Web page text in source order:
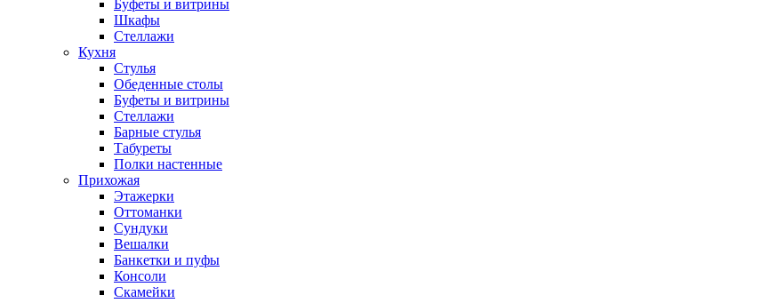
Буфеты и витрины
Шкафы
Стеллажи
Кухня
Стулья
Обеденные столы
Буфеты и витрины
Стеллажи
Барные стулья
Табуреты
Полки настенные
Прихожая
Этажерки
Оттоманки
Сундуки
Вешалки
Банкетки и пуфы
Консоли
Скамейки